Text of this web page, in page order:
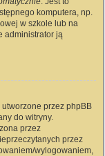
komputera, np.
w szkole lub na
administrator ją
utworzone przez phpBB
do witryny.
przez
przez
wylogowaniem,